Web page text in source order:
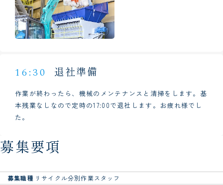
16:30 退社準備
作業が終わったら、機械のメンテナンスと清掃をします。基
本残業なしなので定時の17:00で退社します。お疲れ様でし
た。
募集要項
募集職種 リサイクル分別作業スタッフ